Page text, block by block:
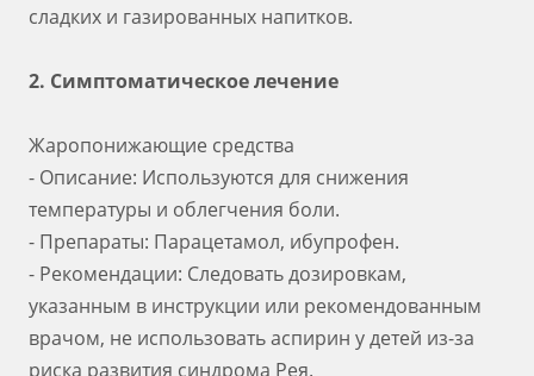
сладких и газированных напитков.
2. Симптоматическое лечение
Жаропонижающие средства
- Описание: Используются для снижения
температуры и облегчения боли.
- Препараты: Парацетамол, ибупрофен.
- Рекомендации: Следовать дозировкам,
указанным в инструкции или рекомендованным
врачом, не использовать аспирин у детей из-за
риска развития синдрома Рея.